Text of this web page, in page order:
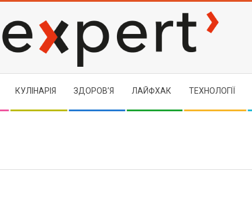
EXPERT
КУЛІНАРІЯ ЗДОРОВ’Я ЛАЙФХАК ТЕХНОЛОГІЇ